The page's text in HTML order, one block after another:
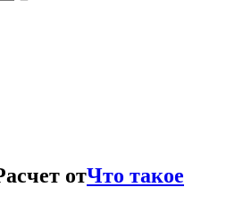
отЧто такое